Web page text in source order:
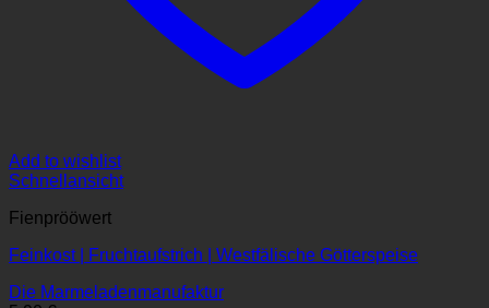
Add to wishlist
Schnellansicht
Fienprööwert
Feinkost | Fruchtaufstrich | Westfälische Götterspeise
Die Marmeladenmanufaktur